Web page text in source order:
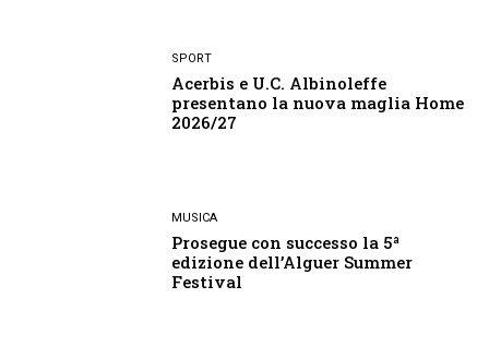
SPORT
Acerbis e U.C. Albinoleffe
presentano la nuova maglia Home
2026/27
MUSICA
Prosegue con successo la 5ª
edizione dell’Alguer Summer
Festival